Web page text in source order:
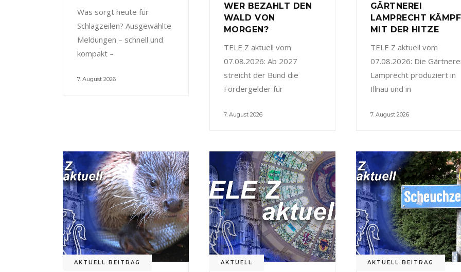
Was sorgt heute für
Schlagzeilen? Ausgewählte
Meldungen – schnell und
kompakt –
7. August 2026
WER BEZAHLT DEN
WALD VON
MORGEN?
TELE Z aktuell vom
07.08.2026: Ab 2027
streicht der Bund die
Fördergelder für
7. August 2026
GÄRTNEREI
LAMPRECHT
MIT DER HITZE
TELE Z aktuell vom
07.08.2026: Die
Lamprecht produziert in
Illnau und in
7. August 2026
AKTUELL BEITRAG AKTUELL AKTUELL BEITRAG